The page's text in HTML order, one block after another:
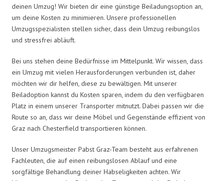
deinen Umzug! Wir bieten dir eine günstige Beiladungsoption an,
um deine Kosten zu minimieren. Unsere professionellen
Umzugsspezialisten stellen sicher, dass dein Umzug reibungslos
und stressfrei abläuft.
Bei uns stehen deine Bedürfnisse im Mittelpunkt. Wir wissen, dass
ein Umzug mit vielen Herausforderungen verbunden ist, daher
möchten wir dir helfen, diese zu bewältigen. Mit unserer
Beiladoption kannst du Kosten sparen, indem du den verfügbaren
Platz in einem unserer Transporter mitnutzt. Dabei passen wir die
Route so an, dass wir deine Möbel und Gegenstände effizient von
Graz nach Chesterfield transportieren können.
Unser Umzugsmeister Pabst Graz-Team besteht aus erfahrenen
Fachleuten, die auf einen reibungslosen Ablauf und eine
sorgfältige Behandlung deiner Habseligkeiten achten. Wir